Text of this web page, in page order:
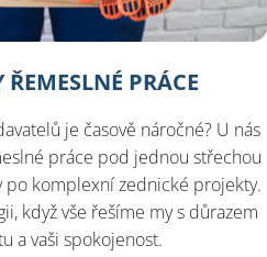
ŘEMESLNÉ PRÁCE
je časově náročné? U nás
práce pod jednou střechou
po komplexní zednické projekty.
když vše řešíme my s důrazem
a vaši spokojenost.